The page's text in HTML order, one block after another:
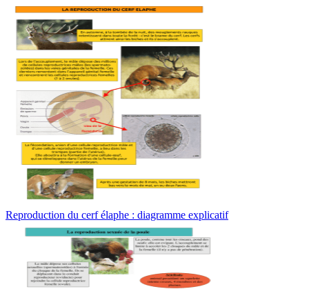
Reproduction du cerf élaphe : diagramme explicatif